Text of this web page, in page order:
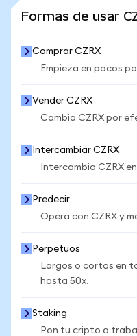
Formas de usar
Comprar CZRX
Empieza en pocos
Vender CZRX
Cambia CZRX por
Intercambiar CZRX
Intercambia CZRX
Predecir
Opera con CZRX y
Perpetuos
Largos o cortos en
hasta 50x.
Staking
Pon tu cripto a